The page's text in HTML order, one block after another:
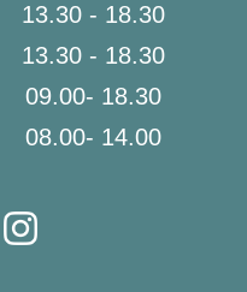
13.30 - 18.30
13.30 - 18.30
09.00- 18.30
08.00- 14.00